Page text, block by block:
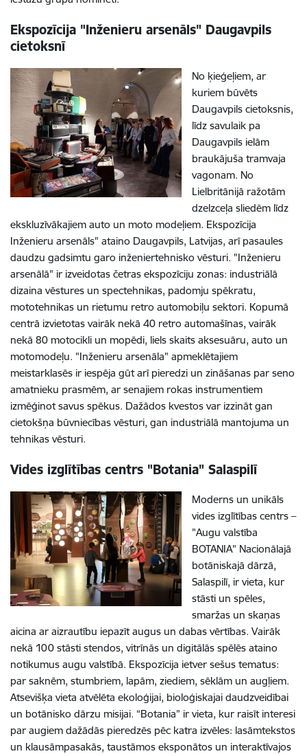
Ekspozīcija "Inženieru arsenāls" Daugavpils
cietoksnī
No ķieģeļiem, ar
kuriem būvēts
Daugavpils cietoksnis,
līdz savulaik pa
Daugavpils ielām
braukājuša tramvaja
vagonam. No
Lielbritānijā ražotām
dzelzceļa sliedēm līdz
ekskluzīvākajiem auto un moto modeļiem. Ekspozīcija
Inženieru arsenāls" ataino Daugavpils, Latvijas, arī pasaules
daudzu gadsimtu garo inženiertehnisko vēsturi. "Inženieru
arsenālā" ir izveidotas četras ekspozīciju zonas: industriālā
dizaina vēstures un spectehnikas, padomju spēkratu,
mototehnikas un rietumu retro automobiļu sektori. Kopumā
centrā izvietotas vairāk nekā 40 retro automašīnas, vairāk
nekā 80 motocikli un mopēdi, liels skaits aksesuāru, auto un
motomodeļu. "Inženieru arsenāla" apmeklētajiem
meistarklasēs ir iespēja gūt arī pieredzi un zināšanas par seno
amatnieku prasmēm, ar senajiem rokas instrumentiem
izmēģinot savus spēkus. Dažādos kvestos var izzināt gan
cietokšņa būvniecības vēsturi, gan industriālā mantojuma un
tehnikas vēsturi.
Vides izglītības centrs "Botania" Salaspilī
Moderns un unikāls
vides izglītības centrs –
"Augu valstība
BOTANIA" Nacionālajā
botāniskajā dārzā,
Salaspilī, ir vieta, kur
stāsti un spēles,
smaržas un skaņas
aicina ar aizrautību iepazīt augus un dabas vērtības. Vairāk
nekā 100 stāsti stendos, vitrīnās un digitālās spēlēs ataino
notikumus augu valstībā. Ekspozīcija ietver sešus tematus:
par saknēm, stumbriem, lapām, ziediem, sēklām un augļiem.
Atsevišķa vieta atvēlēta ekoloģijai, bioloģiskajai daudzveidībai
un botānisko dārzu misijai. “Botania” ir vieta, kur raisīt interesi
par augiem dažādās pieredzēs pēc katra izvēles: lasāmtekstos
un klausāmpasakās, taustāmos eksponātos un interaktīvajos